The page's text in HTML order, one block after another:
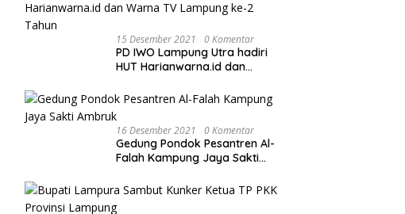
15 Desember 2021 0 Komentar
PD IWO Lampung Utra hadiri
HUT Harianwarna.id dan
Tahun
16 Desember 2021 0 Komentar
Gedung Pondok Pesantren Al-
Falah Kampung Jaya Sakti